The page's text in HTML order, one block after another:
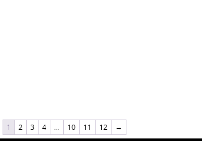
1 2 3 4 … 10 11 12 →